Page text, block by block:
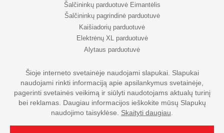
Šalčininkų parduotuvė Eimantėlis
Šalčininkų pagrindinė parduotuvė
Kaišiadorių parduotuvė
Elektrėnų XL parduotuvė
Alytaus parduotuvė
© UAB Eripo 2026. Visos teisės saugomos
Šioje interneto svetainėje naudojami slapukai. Slapukai
naudojami rinkti informaciją apie apsilankymus svetainėje,
pagerinti svetainės veikimą ir siūlyti naudotojams aktualų turinį
bei reklamas. Daugiau informacijos ieškokite mūsų Slapukų
naudojimo taisyklėse. Skaityti daugiau.